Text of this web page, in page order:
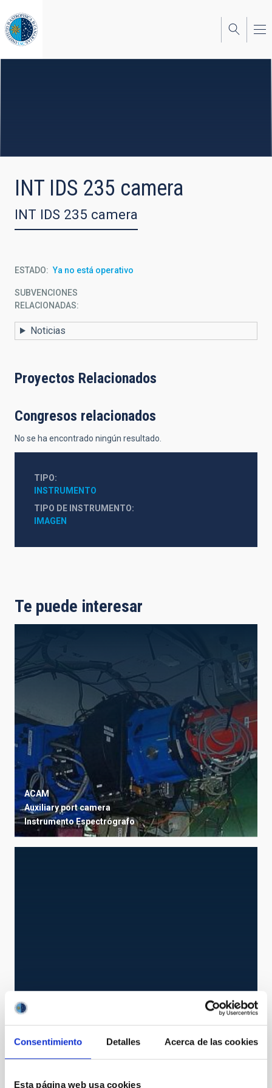
Consentimiento Detalles Acerca de las cookies
Esta página web usa cookies
al
contenido
principal
INT IDS 235 camera
INT IDS 235 camera
ESTADO Ya no está operativo
SUBVENCIONES
RELACIONADAS:
Noticias
Proyectos Relacionados
Congresos relacionados
No se ha encontrado ningún resultado.
TIPO
INSTRUMENTO
TIPO DE INSTRUMENTO
IMAGEN
Te puede interesar
ACAM
Auxiliary port camera
InstrumentoEspectrógrafo
Instrumento Imagen Espectrógrafo